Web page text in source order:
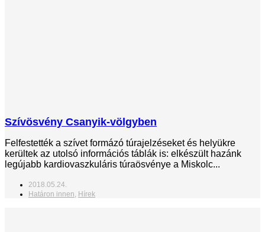
Szívösvény Csanyik-völgyben
Felfestették a szívet formázó túrajelzéseket és helyükre
kerültek az utolsó információs táblák is: elkészült hazánk
legújabb kardiovaszkuláris túraösvénye a Miskolc...
2018.05.24.
Határon innen Hírek